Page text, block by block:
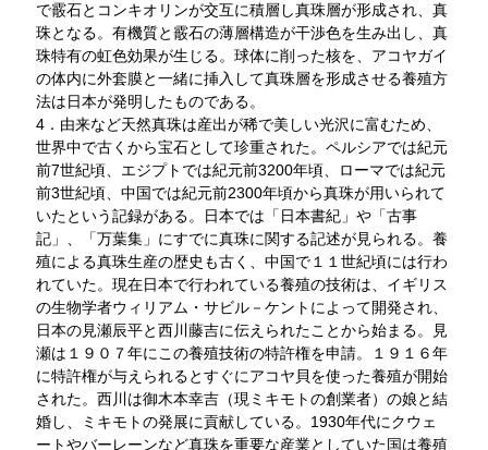
で霰石とコンキオリンが交互に積層し真珠層が形成され、真
珠となる。有機質と霰石の薄層構造が干渉色を生み出し、真
珠特有の虹色効果が生じる。球体に削った核を、アコヤガイ
の体内に外套膜と一緒に挿入して真珠層を形成させる養殖方
法は日本が発明したものである。
4．由来など天然真珠は産出が稀で美しい光沢に富むため、
世界中で古くから宝石として珍重された。ペルシアでは紀元
前7世紀頃、エジプトでは紀元前3200年頃、ローマでは紀元
前3世紀頃、中国では紀元前2300年頃から真珠が用いられて
いたという記録がある。日本では「日本書紀」や「古事
記」、「万葉集」にすでに真珠に関する記述が見られる。養
殖による真珠生産の歴史も古く、中国で１１世紀頃には行わ
れていた。現在日本で行われている養殖の技術は、イギリス
の生物学者ウィリアム・サビル－ケントによって開発され、
日本の見瀬辰平と西川藤吉に伝えられたことから始まる。見
瀬は１９０７年にこの養殖技術の特許権を申請。１９１６年
に特許権が与えられるとすぐにアコヤ貝を使った養殖が開始
された。西川は御木本幸吉（現ミキモトの創業者）の娘と結
婚し、ミキモトの発展に貢献している。1930年代にクウェ
ートやバーレーンなど真珠を重要な産業としていた国は養殖